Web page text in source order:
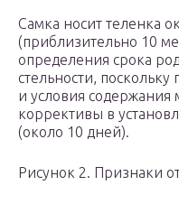
Самка носит теленка
(приблизительно 10
определения срока
стельности, поскольку
и условия содержания
коррективы в
(около 10 дней).
Рисунок 2. Признаки